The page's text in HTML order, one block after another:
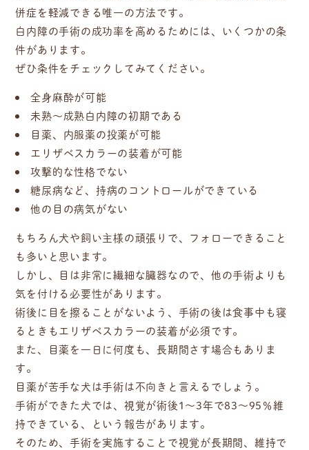
併症を軽減できる唯一の方法です。
白内障の手術の成功率を高めるためには、いくつかの条
件があります。
ぜひ条件をチェックしてみてください。
全身麻酔が可能
未熟〜成熟白内障の初期である
目薬、内服薬の投薬が可能
エリザベスカラーの装着が可能
攻撃的な性格でない
糖尿病など、持病のコントロールができている
他の目の病気がない
もちろん犬や飼い主様の頑張りで、フォローできること
も多いと思います。
しかし、目は非常に繊細な臓器なので、他の手術よりも
気を付ける必要性があります。
術後に目を擦ることがないよう、手術の後は食事中も寝
るときもエリザベスカラーの装着が必須です。
また、目薬を一日に何度も、長期間さす場合もありま
す。
目薬が苦手な犬は手術は不向きと言えるでしょう。
手術ができた犬では、視覚が術後1〜3年で83〜95％維
持できている、という報告があります。
そのため、手術を実施することで視覚が長期間、維持で